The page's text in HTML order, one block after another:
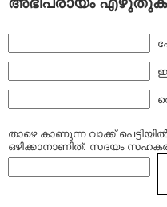
താഴെ കാണുന്ന വാക്ക്
ഒഴിക്കാനാണിത്. സദയം